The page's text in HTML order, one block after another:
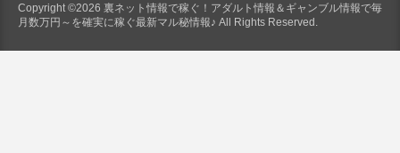
Copyright ©2026 裏ネット情報で稼ぐ！アダルト情報＆ギャンブル情報で毎
月数万円～を確実に稼ぐ最新マル秘情報♪ All Rights Reserved.